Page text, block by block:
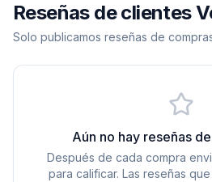
Reseñas de clientes
Solo publicamos reseñas de
Aún no hay reseñas
Después de cada compra
para calificar. Las reseñas